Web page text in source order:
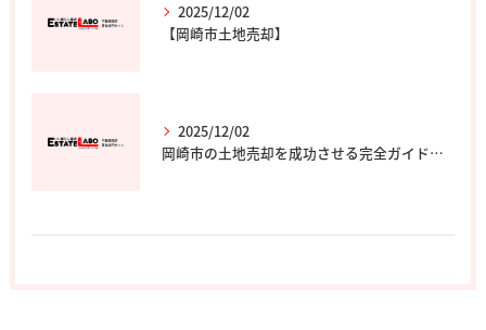
2025/12/02
【岡崎市土地売却】
2025/12/02
岡崎市の土地売却を成功させる完全ガイド｜エステート・ラボ